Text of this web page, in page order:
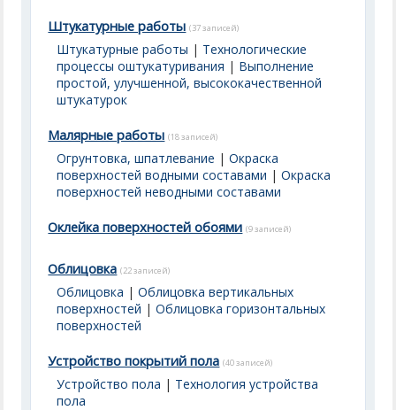
Штукатурные работы (37 записей)
Штукатурные работы | Технологические
процессы оштукатуривания | Выполнение
простой, улучшенной, высококачественной
штукатурок
Малярные работы (18 записей)
Огрунтовка, шпатлевание |Окраска
поверхностей водными составами |Окраска
поверхностей неводными составами
Оклейка поверхностей обоями (9 записей)
Облицовка (22 записей)
Облицовка |Облицовка вертикальных
поверхностей |Облицовка горизонтальных
поверхностей
Устройство покрытий пола (40 записей)
Устройство пола | Технология устройства
пола